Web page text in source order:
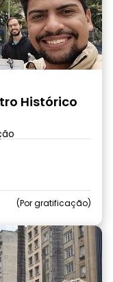
Histórico
Por gratificação